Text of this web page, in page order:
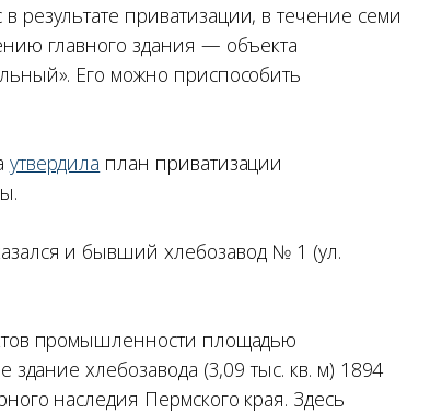
результате приватизации, в течение семи
главного здания — объекта
Его можно приспособить
утвердила план приватизации
и бывший хлебозавод № 1 (ул.
промышленности площадью
хлебозавода (3,09 тыс. кв. м) 1894
наследия Пермского края. Здесь